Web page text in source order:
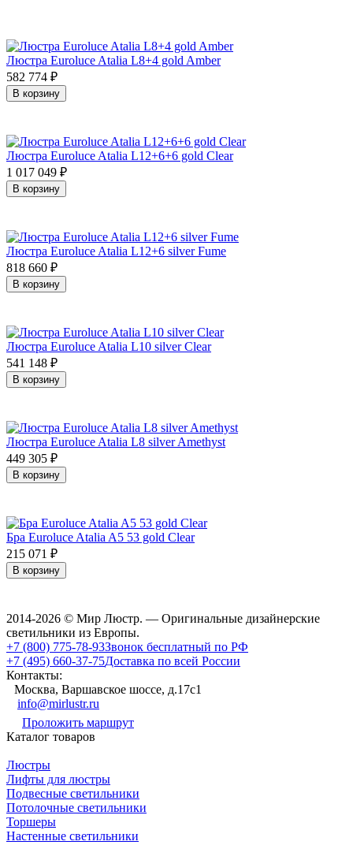
Люстра Euroluce Atalia L8+4 gold Amber
582 774 ₽
В корзину
Люстра Euroluce Atalia L12+6+6 gold Clear
1 017 049 ₽
В корзину
Люстра Euroluce Atalia L12+6 silver Fume
818 660 ₽
В корзину
Люстра Euroluce Atalia L10 silver Clear
541 148 ₽
В корзину
Люстра Euroluce Atalia L8 silver Amethyst
449 305 ₽
В корзину
Бра Euroluce Atalia A5 53 gold Clear
215 071 ₽
В корзину
2014-2026 © Мир Люстр. — Оригинальные дизайнерские
светильники из Европы.
+7 (800) 775-78-93Звонок бесплатный по РФ
+7 (495) 660-37-75Доставка по всей России
Контакты:
Москва, Варшавское шоссе, д.17c1
info@mirlustr.ru
Проложить маршрут
Каталог товаров
Люстры
Лифты для люстры
Подвесные светильники
Потолочные светильники
Торшеры
Настенные светильники